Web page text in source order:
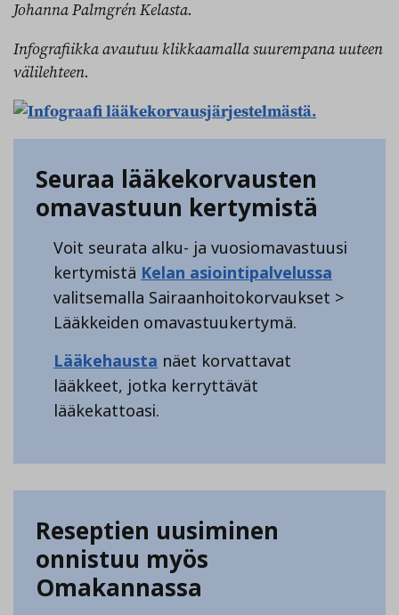
Johanna Palmgrén Kelasta.
Infografiikka avautuu klikkaamalla suurempana uuteen
välilehteen.
Seuraa lääkekorvausten
omavastuun kertymistä
Voit seurata alku- ja vuosiomavastuusi
kertymistä Kelan asiointipalvelussa
valitsemalla Sairaanhoitokorvaukset >
Lääkkeiden omavastuukertymä.
Lääkehausta näet korvattavat
lääkkeet, jotka kerryttävät
lääkekattoasi.
Reseptien uusiminen
onnistuu myös
Omakannassa